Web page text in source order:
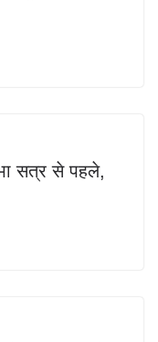
सत्र से पहले,